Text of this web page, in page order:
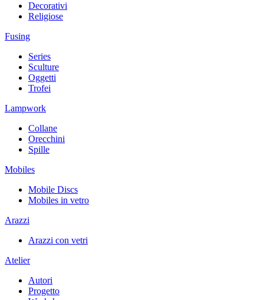
Decorativi
Religiose
Fusing
Series
Sculture
Oggetti
Trofei
Lampwork
Collane
Orecchini
Spille
Mobiles
Mobile Discs
Mobiles in vetro
Arazzi
Arazzi con vetri
Atelier
Autori
Progetto